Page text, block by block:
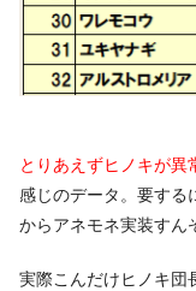
とりあえずヒノキが
感じのデータ。要す
からアネモネ実装すん
実際こんだけヒノキ団